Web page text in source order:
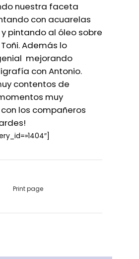
nuestra faceta
con acuarelas
pintando al óleo sobre
Además lo
mejorando
con Antonio.
contentos de
muy
los compañeros
Print page